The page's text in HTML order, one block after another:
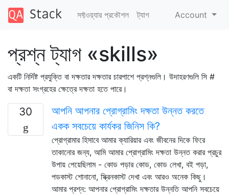
সফ্টওয়্যার প্রকৌশল ট্যাগ Account
প্রশ্ন ট্যাগ «skills»
একটি নির্দিষ্ট প্রযুক্তি বা দক্ষতার দক্ষতার চারপাশে প্রশ্নগুলি। উদাহরণগুলি সি #
বা দক্ষতা সংগ্রহের ক্ষেত্রে দক্ষতা হতে পারে।
30
আপনি আপনার প্রোগ্রামিং দক্ষতা উন্নত করতে
একক সবচেয়ে কার্যকর জিনিস কি?
প্রোগ্রামার হিসাবে আমার ক্যারিয়ার এবং জীবনের দিকে ফিরে
তাকানোর জন্য, আমি আমার প্রোগ্রামিং দক্ষতা উন্নত করার প্রচুর
উপায় পেয়েছিলাম - কোড পড়ার কোড, কোড লেখা, বই পড়া,
পডকাস্ট শোনানো, স্ক্রিনকাস্ট দেখা এবং আরও অনেক কিছু।
আমার প্রশ্ন: আপনার প্রোগ্রামিং দক্ষতার উন্নতি আপনি সবচেয়ে